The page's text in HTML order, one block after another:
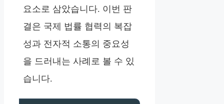
요소로 삼았습니다. 이번 판
결은 국제 법률 협력의 복잡
성과 전자적 소통의 중요성
을 드러내는 사례로 볼 수 있
습니다.